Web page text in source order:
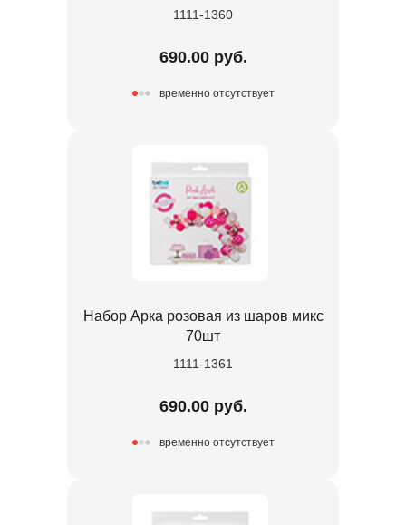
1111-1360
690.00 руб.
временно отсутствует
Набор Арка розовая из шаров микс
70шт
1111-1361
690.00 руб.
временно отсутствует